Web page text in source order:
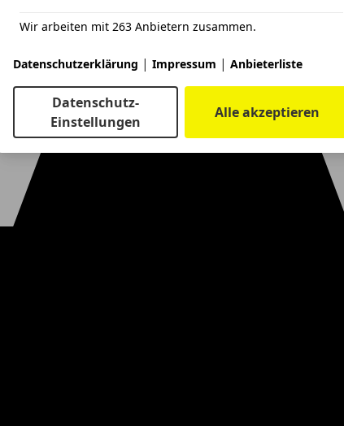
Wir arbeiten mit 263 Anbietern zusammen.
Datenschutzerklärung | Impressum | Anbieterliste
Datenschutz-
Einstellungen
Alle akzeptieren